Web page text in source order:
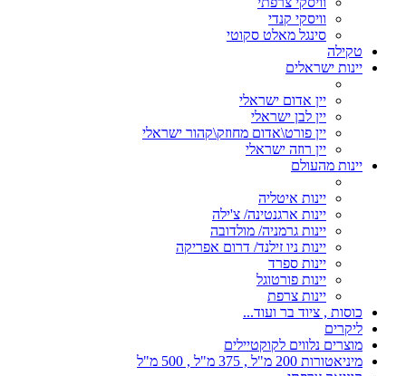
וויסקי קנדי
סינגל מאלט סקוטי
טקילה
יינות ישראלים
יין אדום ישראלי
יין לבן ישראלי
יין פורט\אדום מחוזק\קהור ישראלי
יין רוזה ישראלי
יינות מהעולם
יינות איטליה
יינות ארגנטינה/ צ'ילה
יינות גרמניה/ מולדובה
יינות ניו זילנד/ דרום אפריקה
יינות ספרד
יינות פורטוגל
יינות צרפת
כוסות , ציוד בר ועוד...
ליקרים
מוצרים נלווים לקוקטיילים
מיניאטורות 200 מ"ל , 375 מ"ל , 500 מ"ל